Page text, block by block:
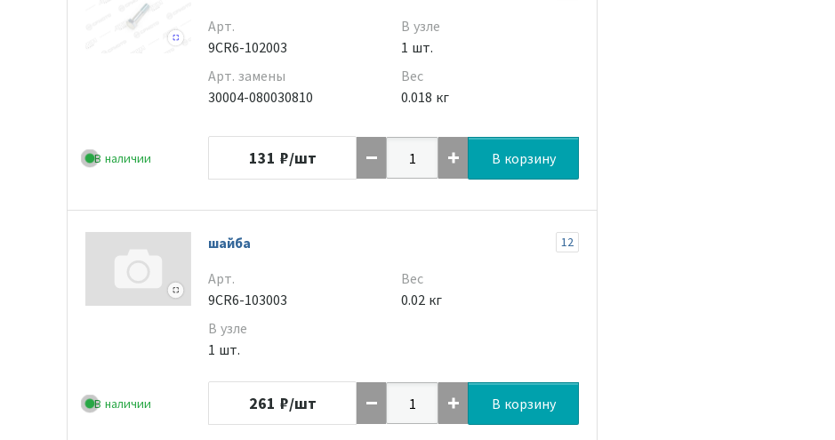
В наличии
Арт.
9CR6-102003
Арт. замены
30004-080030810
В узле
1 шт.
Вес
0.018 кг
131 ₽/шт В корзину
В наличии
шайба 12
Арт.
9CR6-103003
В узле
1 шт.
Вес
0.02 кг
261 ₽/шт В корзину